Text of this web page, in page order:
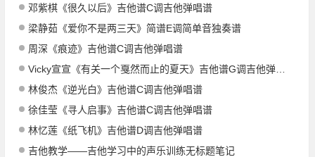
邓紫棋《很久以后》吉他谱C调吉他弹唱谱
梁静茹《爱你不是两三天》简谱E调简单音独奏谱
周深《痕迹》吉他谱C调吉他弹唱谱
Vicky宣宣《有关一个戛然而止的夏天》吉他谱G调吉他弹唱谱
林俊杰《逆光白》吉他谱C调吉他弹唱谱
徐佳莹《寻人启事》吉他谱C调吉他弹唱谱
林忆莲《纸飞机》吉他谱D调吉他弹唱谱
吉他教学——吉他学习中的声乐训练无标题笔记